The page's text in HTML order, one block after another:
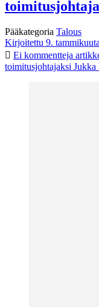
Pääkategoria Talous
Kirjoitettu 9.
Ei kommentteja
toimitusjohtajaksi Jukka